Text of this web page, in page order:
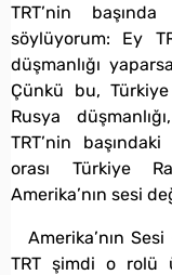
TRT’nin
söylüyorum: Ey
düşmanlığı
Çünkü bu,
Rusya
TRT’nin
orası Türkiye
Amerika’nın sesi
Amerika’nın
TRT şimdi o rolü